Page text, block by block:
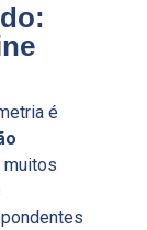
é
muitos